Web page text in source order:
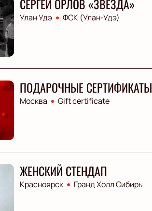
СЕРГЕЙ ОРЛОВ «ЗВЕЗДА»
Улан Удэ ФСК (Улан-Удэ)
ПОДАРОЧНЫЕ СЕРТИФИКАТЫ
Москва Gift certificate
ЖЕНСКИЙ СТЕНДАП
Красноярск Гранд Холл Сибирь